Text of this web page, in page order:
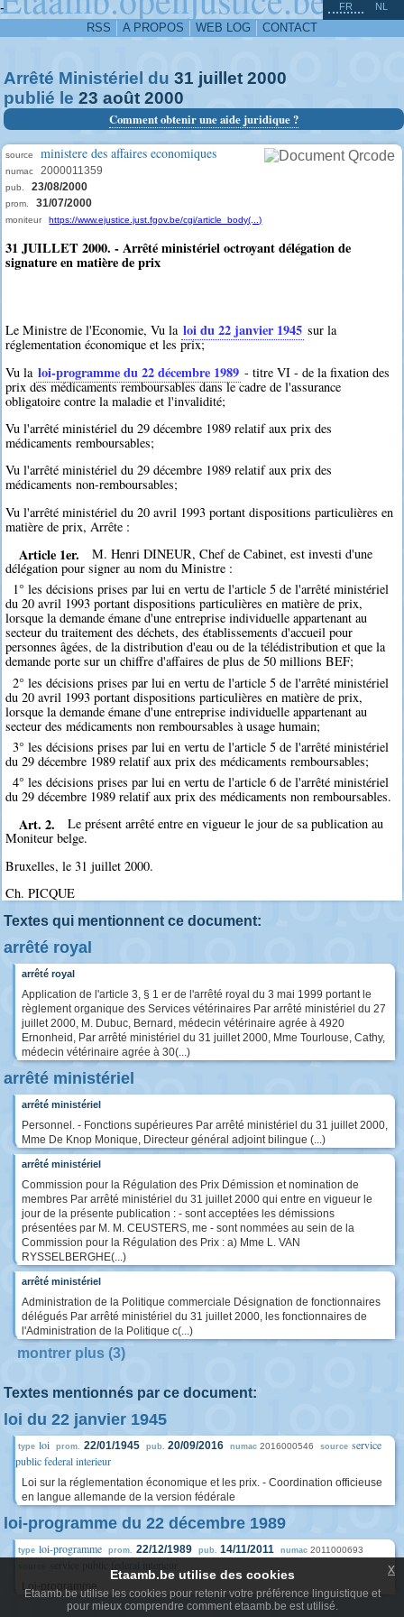
-
RSS A PROPOS WEB LOG CONTACT
FR NL
Arrêté Ministériel du 31 juillet 2000
publié le 23 août 2000
Comment obtenir une aide juridique ?
source ministere des affaires economiques
numac 2000011359
pub. 23/08/2000
prom. 31/07/2000
moniteur https://www.ejustice.just.fgov.be/cgi/article_body(...)
31 JUILLET 2000. - Arrêté ministériel octroyant délégation de
signature en matière de prix
Le Ministre de l'Economie, Vu la loi du 22 janvier 1945 sur la
réglementation économique et les prix;
Vu la loi-programme du 22 décembre 1989 - titre VI - de la fixation des
prix des médicaments remboursables dans le cadre de l'assurance
obligatoire contre la maladie et l'invalidité;
Vu l'arrêté ministériel du 29 décembre 1989 relatif aux prix des
médicaments remboursables;
Vu l'arrêté ministériel du 29 décembre 1989 relatif aux prix des
médicaments non-remboursables;
Vu l'arrêté ministériel du 20 avril 1993 portant dispositions particulières en
matière de prix, Arrête :
Article 1er.
M. Henri DINEUR, Chef de Cabinet, est investi d'une
délégation pour signer au nom du Ministre :
1° les décisions prises par lui en vertu de l'article 5 de l'arrêté ministériel
du 20 avril 1993 portant dispositions particulières en matière de prix,
lorsque la demande émane d'une entreprise individuelle appartenant au
secteur du traitement des déchets, des établissements d'accueil pour
personnes âgées, de la distribution d'eau ou de la télédistribution et que la
demande porte sur un chiffre d'affaires de plus de 50 millions BEF;
2° les décisions prises par lui en vertu de l'article 5 de l'arrêté ministériel
du 20 avril 1993 portant dispositions particulières en matière de prix,
lorsque la demande émane d'une entreprise individuelle appartenant au
secteur des médicaments non remboursables à usage humain;
3° les décisions prises par lui en vertu de l'article 5 de l'arrêté ministériel
du 29 décembre 1989 relatif aux prix des médicaments remboursables;
4° les décisions prises par lui en vertu de l'article 6 de l'arrêté ministériel
du 29 décembre 1989 relatif aux prix des médicaments non remboursables.
Art. 2.
Le présent arrêté entre en vigueur le jour de sa publication au
Moniteur belge.
Bruxelles, le 31 juillet 2000.
Ch. PICQUE
Textes qui mentionnent ce document:
arrêté royal
arrêté royal
Application de l'article 3, § 1 er de l'arrêté royal du 3 mai 1999 portant le
règlement organique des Services vétérinaires Par arrêté ministériel du 27
juillet 2000, M. Dubuc, Bernard, médecin vétérinaire agrée à 4920
Ernonheid, Par arrêté ministériel du 31 juillet 2000, Mme Tourlouse, Cathy,
médecin vétérinaire agrée à 30(...)
arrêté ministériel
arrêté ministériel
Personnel. - Fonctions supérieures Par arrêté ministériel du 31 juillet 2000,
Mme De Knop Monique, Directeur général adjoint bilingue (...)
arrêté ministériel
Commission pour la Régulation des Prix Démission et nomination de
membres Par arrêté ministériel du 31 juillet 2000 qui entre en vigueur le
jour de la présente publication : - sont acceptées les démissions
présentées par M. M. CEUSTERS, me - sont nommées au sein de la
Commission pour la Régulation des Prix : a) Mme L. VAN
RYSSELBERGHE(...)
arrêté ministériel
Administration de la Politique commerciale Désignation de fonctionnaires
délégués Par arrêté ministériel du 31 juillet 2000, les fonctionnaires de
l'Administration de la Politique c(...)
montrer plus (3)
Textes mentionnés par ce document:
loi du 22 janvier 1945
type loi prom. 22/01/1945 pub. 20/09/2016 numac 2016000546 source service
public federal interieur
Loi sur la réglementation économique et les prix. - Coordination officieuse
en langue allemande de la version fédérale
loi-programme du 22 décembre 1989
type loi-programme prom. 22/12/1989 pub. 14/11/2011 numac 2011000693
Loi-programme
^
Etaamb.be utilise des cookies
Etaamb.be utilise les cookies pour retenir votre préférence linguistique et
pour mieux comprendre comment etaamb.be est utilisé.
x